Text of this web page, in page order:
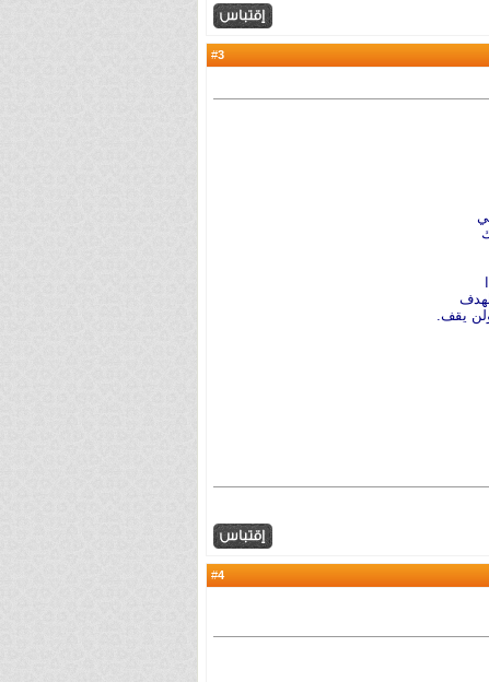
3
يقف.
4